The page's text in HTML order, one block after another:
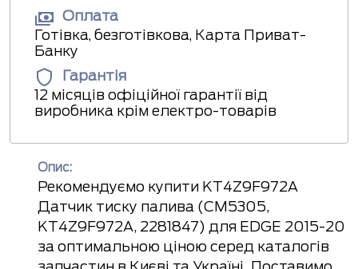
Оплата
Готівка, безготівкова, Карта Приват-
Банку
Гарантія
12 місяців офіційної гарантії від
виробника крім електро-товарів
Опис:
Рекомендуємо купити KT4Z9F972A
Датчик тиску палива (CM5305,
KT4Z9F972A, 2281847) для EDGE 2015-20
за оптимальною ціною серед каталогів